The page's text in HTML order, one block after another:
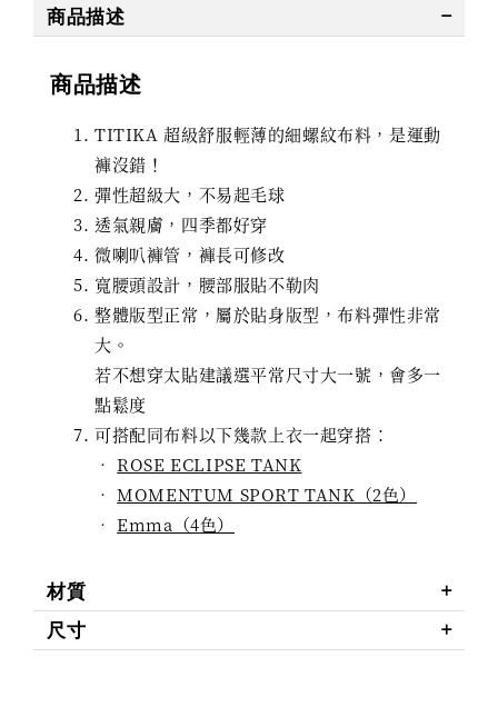
商品描述
商品描述
TITIKA 超級舒服輕薄的細螺紋布料，是運動
褲沒錯！
彈性超級大，不易起毛球
透氣親膚，四季都好穿
微喇叭褲管，褲長可修改
寬腰頭設計，腰部服貼不勒肉
整體版型正常，屬於貼身版型，布料彈性非常
大。
若不想穿太貼建議選平常尺寸大一號，會多一
點鬆度
可搭配同布料以下幾款上衣一起穿搭：
‧ROSE ECLIPSE TANK
‧MOMENTUM SPORT TANK（2色）
‧Emma（4色）
材質
尺寸